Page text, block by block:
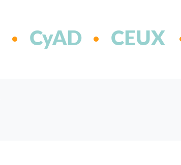
CyAD CEUX